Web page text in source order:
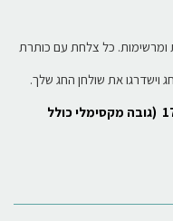
ומרשימות. כל צלחת עם כותרת
וישדרגו את שולחן החג שלך.
מידות: 17/12/2 ס"מ, עם כותרת - 17/16/2 (גובה מקסימלי כולל